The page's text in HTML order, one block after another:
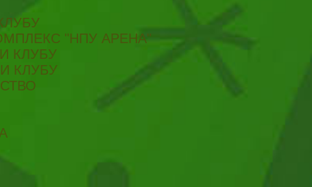
"НПУ АРЕНА"
КЛУБУ
КЛУБУ